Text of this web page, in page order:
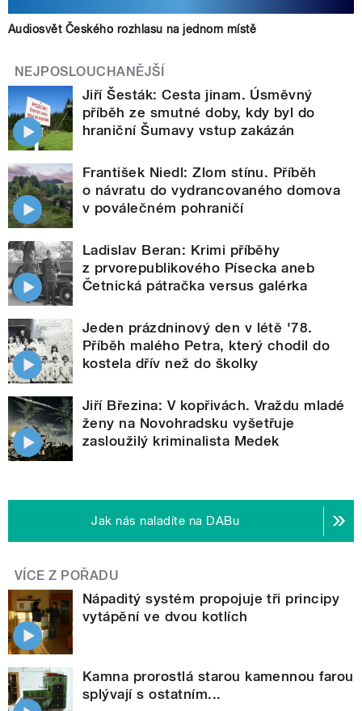
Audiosvět Českého rozhlasu na jednom místě
NEJPOSLOUCHANĚJŠÍ
Jiří Šesták: Cesta jinam. Úsměvný
příběh ze smutné doby, kdy byl do
hraniční Šumavy vstup zakázán
František Niedl: Zlom stínu. Příběh
o návratu do vydrancovaného domova
v poválečném pohraničí
Ladislav Beran: Krimi příběhy
z prvorepublikového Písecka aneb
Četnická pátračka versus galérka
Jeden prázdninový den v létě '78.
Příběh malého Petra, který chodil do
kostela dřív než do školky
Jiří Březina: V kopřivách. Vraždu mladé
ženy na Novohradsku vyšetřuje
zasloužilý kriminalista Medek
Jak nás naladíte na DABu
VÍCE Z POŘADU
Nápaditý systém propojuje tři principy
vytápění ve dvou kotlích
Kamna prorostlá starou kamennou farou
splývají s ostatním...